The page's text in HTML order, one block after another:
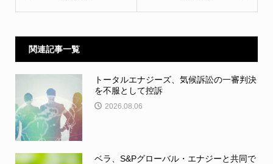
関連記事一覧
トータルエナジーズ、気候訴訟の一審判決
を不服として控訴
2026.08.06
ベラ、S&Pグローバル・エナジーと共同で